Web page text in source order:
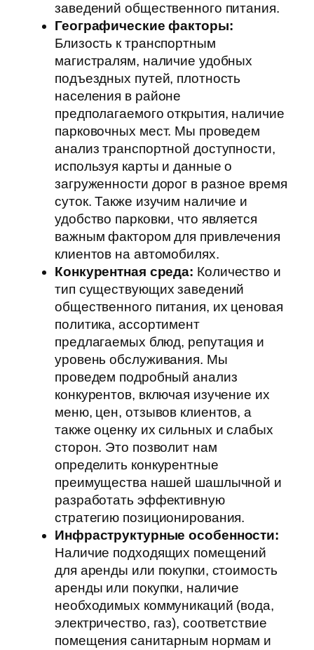
заведений общественного питания.
Географические факторы:
Близость к транспортным
магистралям, наличие удобных
подъездных путей, плотность
населения в районе
предполагаемого открытия, наличие
парковочных мест. Мы проведем
анализ транспортной доступности,
используя карты и данные о
загруженности дорог в разное время
суток. Также изучим наличие и
удобство парковки, что является
важным фактором для привлечения
клиентов на автомобилях.
Конкурентная среда: Количество и
тип существующих заведений
общественного питания, их ценовая
политика, ассортимент
предлагаемых блюд, репутация и
уровень обслуживания. Мы
проведем подробный анализ
конкурентов, включая изучение их
меню, цен, отзывов клиентов, а
также оценку их сильных и слабых
сторон. Это позволит нам
определить конкурентные
преимущества нашей шашлычной и
разработать эффективную
стратегию позиционирования.
Инфраструктурные особенности:
Наличие подходящих помещений
для аренды или покупки, стоимость
аренды или покупки, наличие
необходимых коммуникаций (вода,
электричество, газ), соответствие
помещения санитарным нормам и